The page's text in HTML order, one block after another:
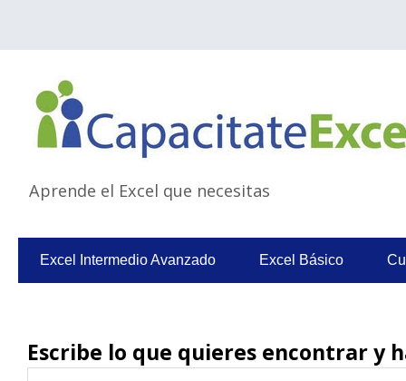
Aprende el Excel que necesitas
Excel Intermedio Avanzado Excel Básico
Escribe lo que quieres encontrar y